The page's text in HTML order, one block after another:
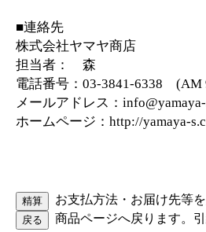
■連絡先
株式会社ヤマヤ商店
担当者： 森
電話番号：03-3841-6338
メールアドレス：
ホームページ：http://yamaya-
お支払方法・お届け先等
商品ページへ戻ります。